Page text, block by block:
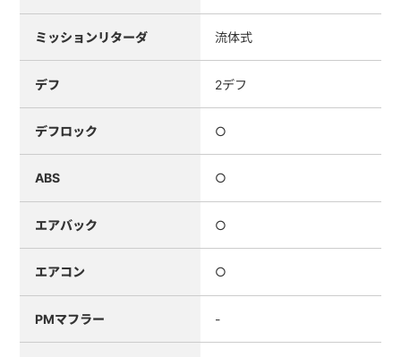
ミッションリターダ 流体式
デフ 2デフ
デフロック ○
ABS ○
エアバック ○
エアコン ○
PMマフラー -